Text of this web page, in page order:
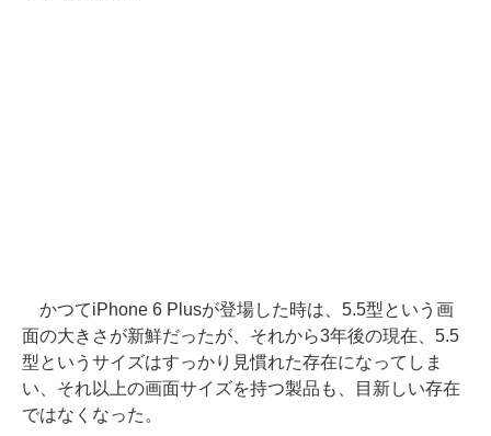
かつてiPhone 6 Plusが登場した時は、5.5型という画
面の大きさが新鮮だったが、それから3年後の現在、5.5
型というサイズはすっかり見慣れた存在になってしま
い、それ以上の画面サイズを持つ製品も、目新しい存在
ではなくなった。